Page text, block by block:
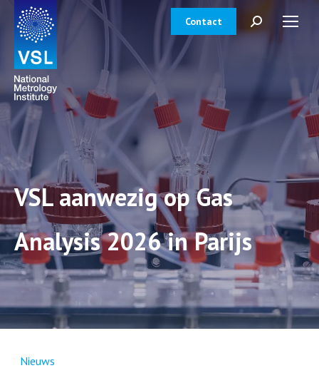
Contact Zoeken:
VSL aanwezig op Gas
Analysis 2026 in Parijs
Nieuws